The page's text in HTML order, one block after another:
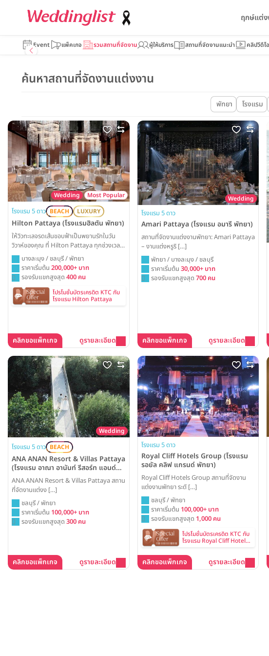
ฤกษ์แต่
Event แพ็คเกจ รวมสถานที่จัดงาน ผู้ให้บริการ สถานที่จัดงานแนะนำ คลิปวีดีโอ
ค้นหาสถานที่จัดงานแต่งงาน
พัทยา โรงแรม
Wedding Most Popular
โรงแรม 5 ดาว BEACH LUXURY
Hilton Pattaya (โรงแรมฮิลตัน พัทยา)
ให้วิวทะเลจรดเส้นขอบฟ้าเป็นพยานรักในวัน
วิวาห์ของคุณ ที่ Hilton Pattaya ทุกช่วงเวลา
จะเต็มไปด้วยความโรแมนติก ด้วยห้องจัดเลี้ยง
ที่มองเห็นวิวทะเลพัทยาแบบพาโนรามา พร้อม
สร้างสรรค์งานแต่งงานในฝันให้เป็นจริง
บางละมุง / ชลบุรี / พัทยา
ราคาเริ่มต้น 200,000+ บาท
รองรับแขกสูงสุด 400 คน
โปรโมชั่นบัตรเครดิต KTC กับ
โรงแรม Hilton Pattaya
คลิกขอแพ็กเกจ ดูรายละเอียด
Wedding
โรงแรม 5 ดาว
Amari Pattaya (โรงแรม อมารี พัทยา)
สถานที่จัดงานแต่งงานพัทยา: Amari Pattaya
– งานแต่งหรูริ […]
พัทยา / บางละมุง / ชลบุรี
ราคาเริ่มต้น 30,000+ บาท
รองรับแขกสูงสุด 700 คน
คลิกขอแพ็กเกจ ดูรายละเอียด
Wedding
โรงแรม 5 ดาว BEACH
ANA ANAN Resort & Villas Pattaya
(โรงแรม อาณา อานันท์ รีสอร์ท แอนด์
วิลล่า พัทยา)
ANA ANAN Resort & Villas Pattaya สถาน
ที่จัดงานแต่งง […]
ชลบุรี / พัทยา
ราคาเริ่มต้น 100,000+ บาท
รองรับแขกสูงสุด 300 คน
คลิกขอแพ็กเกจ ดูรายละเอียด
โรงแรม 5 ดาว
Royal Cliff Hotels Group (โรงแรม
รอยัล คลิฟ แกรนด์ พัทยา)
Royal Cliff Hotels Group สถานที่จัดงาน
แต่งงานพัทยา ระดั […]
ชลบุรี / พัทยา
ราคาเริ่มต้น 100,000+ บาท
รองรับแขกสูงสุด 1,000 คน
โปรโมชั่นบัตรเครดิต KTC กับ
โรงแรม Royal Cliff Hotels
คลิกขอแพ็กเกจ ดูรายละเอียด